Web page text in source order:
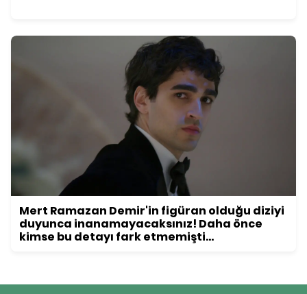
Mert Ramazan Demir'in figüran olduğu diziyi
duyunca inanamayacaksınız! Daha önce
kimse bu detayı fark etmemişti...